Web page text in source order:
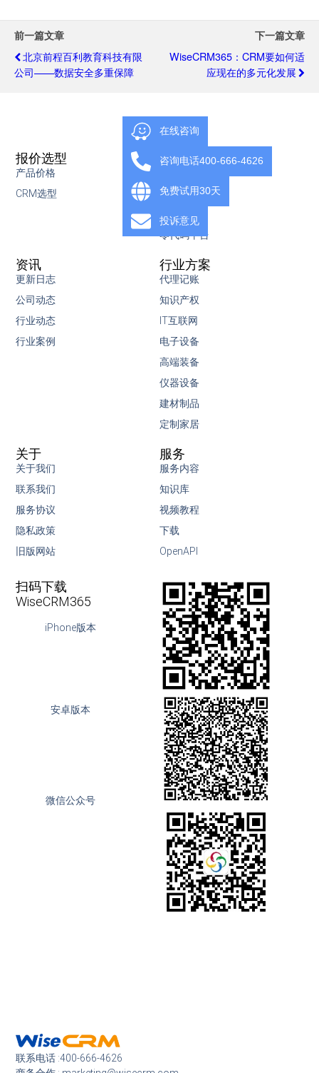
前一篇文章
北京前程百利教育科技有限
公司——数据安全多重保障
下一篇文章
WiseCRM365：CRM要如何适
应现在的多元化发展
联系电话 :400-666-4626
产品
销售管理
服务管理
零代码平台
报价选型
产品价格
CRM选型
行业方案
代理记账
知识产权
IT互联网
电子设备
高端装备
仪器设备
建材制品
定制家居
资讯
更新日志
公司动态
行业动态
行业案例
服务
服务内容
知识库
视频教程
下载
OpenAPI
关于
关于我们
联系我们
服务协议
隐私政策
旧版网站
扫码下载
WiseCRM365
iPhone版本
安卓版本
微信公众号
在线咨询
咨询电话400-666-4626
免费试用30天
投诉意见